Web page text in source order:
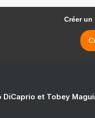
Créer
DiCaprio et Tobey